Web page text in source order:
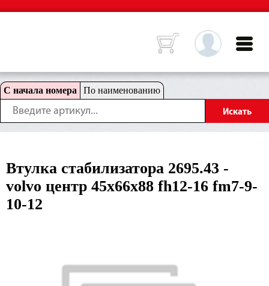
С начала номера По наименованию
Втулка стабилизатора 2695.43 -
volvo центр 45x66x88 fh12-16 fm7-9-
10-12